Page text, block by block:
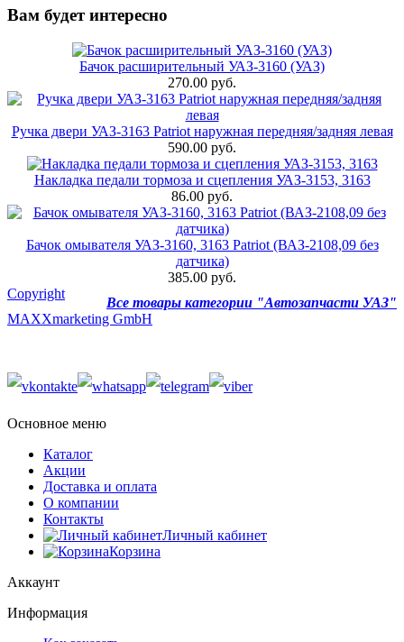
Вам будет интересно
Бачок расширительный УАЗ-3160 (УАЗ)
270.00 руб.
Ручка двери УАЗ-3163 Patriot наружная передняя/задняя левая
590.00 руб.
Накладка педали тормоза и сцепления УАЗ-3153, 3163
86.00 руб.
Бачок омывателя УАЗ-3160, 3163 Patriot (ВАЗ-2108,09 без
датчика)
385.00 руб.
Все товары категории "Автозапчасти УАЗ"
Copyright
MAXXmarketing GmbH
Основное меню
Каталог
Акции
Доставка и оплата
О компании
Контакты
Личный кабинет
Корзина
Аккаунт
Информация